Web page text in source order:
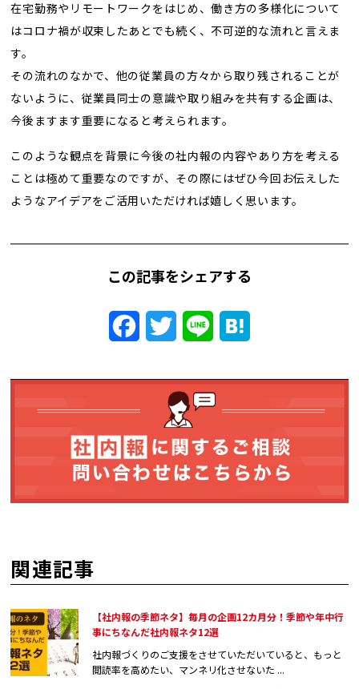
在宅勤務やリモートワークをはじめ、働き方の多様化について
はコロナ禍が収束したあとでも続く、不可逆的な流れと言えま
す。
その流れのなかで、他の従業員の方々から取り残されることが
ないように、従業員同士の意識や取り組みを共有する企画は、
今後ますます重要になると考えられます。
このような観点を背景に今後の社内報の内容やあり方を考える
ことは極めて重要なのですが、その際にはぜひ今回お伝えした
ようなアイデアをご活用いただければ嬉しく思います。
この記事をシェアする
FacebookTwitter Line
関連記事
【社内報の季節ネタ】毎月の企画12カ月分！季節や年中行
事にちなんだ社内報ネタ12選
社内報づくりのご支援をさせていただいていると、もっと
閲読率を高めたい、マンネリ化させないた ...